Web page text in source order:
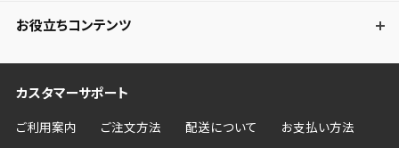
お役立ちコンテンツ
カスタマーサポート
ご利用案内 ご注文方法 配送について お支払い方法